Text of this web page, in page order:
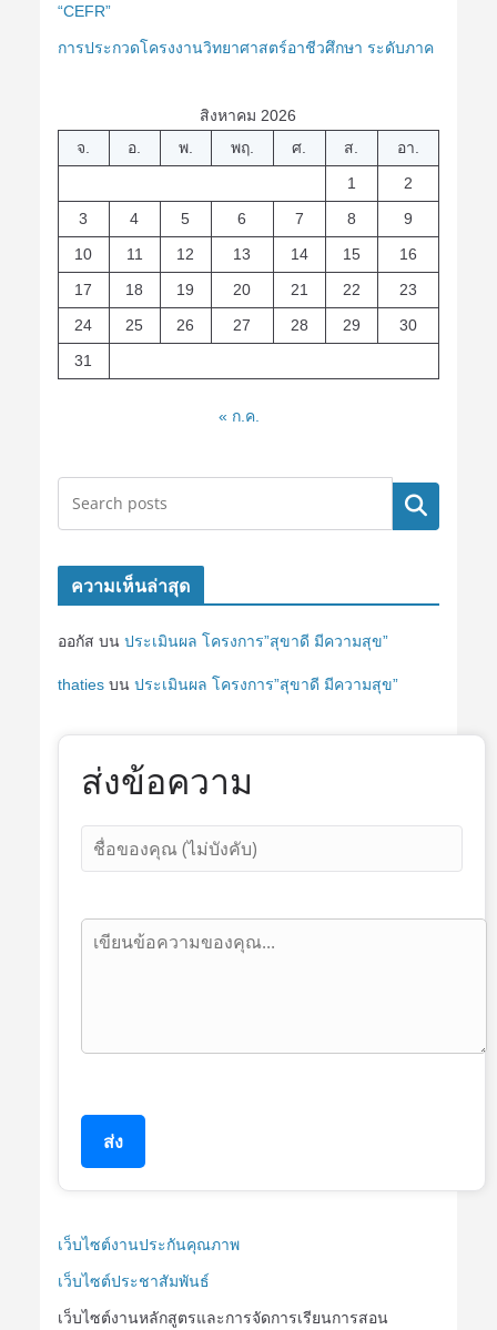
“CEFR”
การประกวดโครงงานวิทยาศาสตร์อาชีวศึกษา ระดับภาค
สิงหาคม 2026
จ.
อ. พ. พฤ. ศ. ส.
อา.
1
2
3
4 5 6 7 8
9
10
11 12 13 14 15
16
17
18 19 20 21 22
23
24
25 26 27 28 29
30
31
« ก.ค.
ค้นหา
ความเห็นล่าสุด
ออกัส บน ประเมินผล โครงการ”สุขาดี มีความสุข”
thatiesบน ประเมินผล โครงการ”สุขาดี มีความสุข”
ส่งข้อความ
ส่ง
เว็บไซต์งานประกันคุณภาพ
เว็บไซต์ประชาสัมพันธ์
เว็บไซต์งานหลักสูตรและการจัดการเรียนการสอน